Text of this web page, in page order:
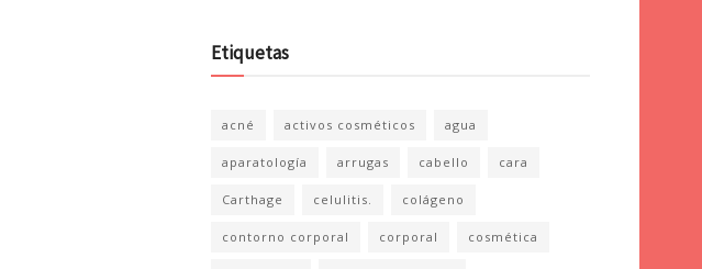
Etiquetas
acné activos cosméticos agua
aparatología arrugas cabello cara
Carthage celulitis. colágeno
contorno corporal corporal cosmética